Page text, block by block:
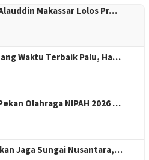
Makassar Lolos Pr…
Waktu Terbaik Palu, Ha…
Olahraga NIPAH 2026 …
Jaga Sungai Nusantara,…